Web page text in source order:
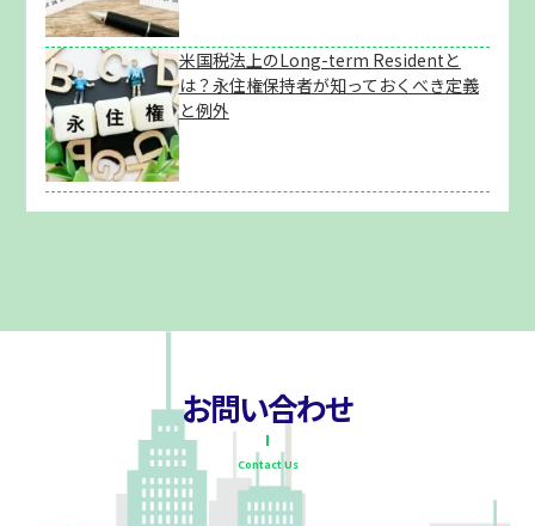
米国税法上のLong-term Residentと
は？永住権保持者が知っておくべき定義
と例外
お問い合わせ
Contact Us